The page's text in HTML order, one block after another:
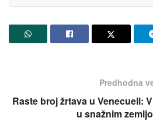
Predhodna
Raste broj žrtava u Venecueli:
u snažnim